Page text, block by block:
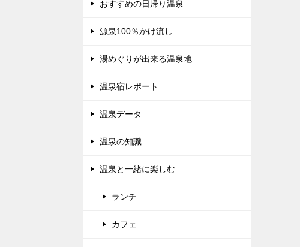
おすすめの日帰り温泉
源泉100％かけ流し
湯めぐりが出来る温泉地
温泉宿レポート
温泉データ
温泉の知識
温泉と一緒に楽しむ
ランチ
カフェ